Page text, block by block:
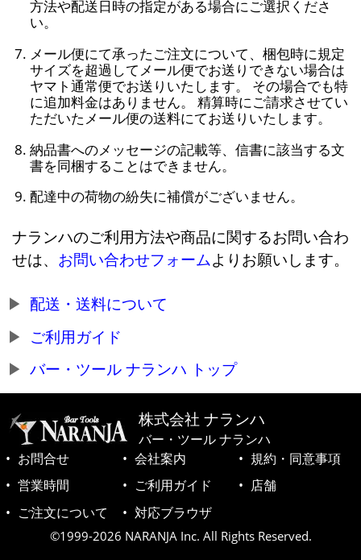
方法や配送日時の指定がある場合にご選択くださ
い。
メール便にて承ったご注文について、梱包時に規定
サイズを超過してメール便でお送りできない場合は
ヤマト通常便でお送りいたします。 その場合でも特
に追加料金はありません。 精算時にご請求させてい
ただいたメール便の送料にてお送りいたします。
納品書へのメッセージの記載等、信書に該当する文
書を同梱することはできません。
配達中の荷物の紛失に補償がございません。
ナランハのご利用方法や商品に関するお問い合わ
せは、 お問い合わせフォームよりお願いします。
配送・送料について
ご利用ガイド
バー・ツール ナランハ トップ
株式会社 ナランハ
バー・ツール ナランハ
お問合せ
会社案内
規約・同意事項
営業時間
ご利用ガイド
店舗
ご注文について
対応ブラウザ
©1999-2026 NARANJA Inc. All Rights Reserved.